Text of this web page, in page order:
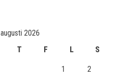
augusti 2026
T F L S
1 2